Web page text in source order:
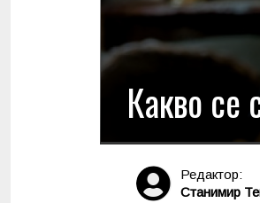
Какво се
Редактор:
Станимир